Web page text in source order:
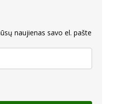
naujienas savo el. pašte